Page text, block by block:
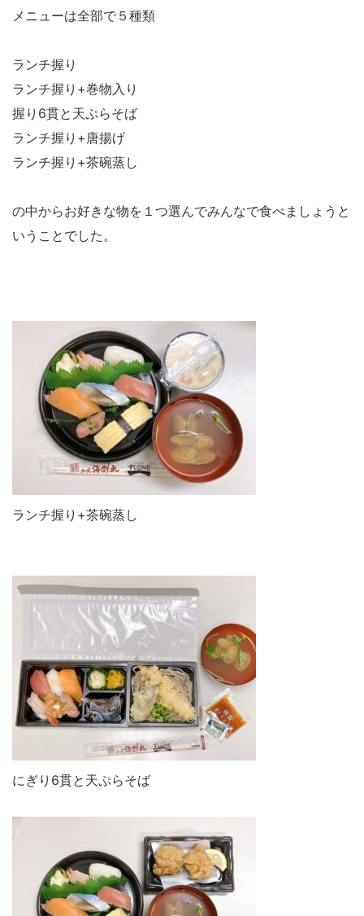
メニューは全部で５種類
ランチ握り
ランチ握り+巻物入り
握り6貫と天ぷらそば
ランチ握り+唐揚げ
ランチ握り+茶碗蒸し
の中からお好きな物を１つ選んでみんなで食べましょうと
いうことでした。
ランチ握り+茶碗蒸し
にぎり6貫と天ぷらそば